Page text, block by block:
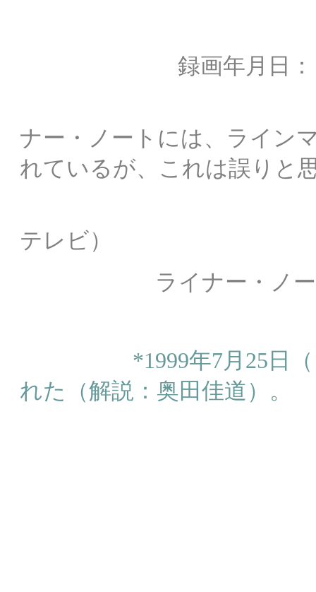
録画年月日： 1981
ナー・ノートには、ライン
れているが、これは誤りと
テレビ）
ライナー・ノート
*1999年7月25日
れた（解説：奥田佳道）。